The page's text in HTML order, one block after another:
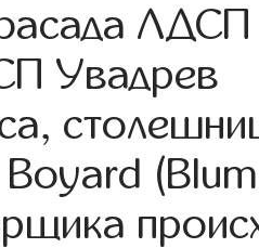
ЛДСП
Увадрев